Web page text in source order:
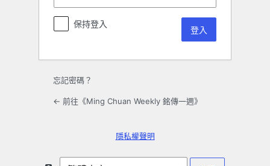
保持登入
忘記密碼？
← 前往《Ming Chuan Weekly 銘傳一週》
隱私權聲明